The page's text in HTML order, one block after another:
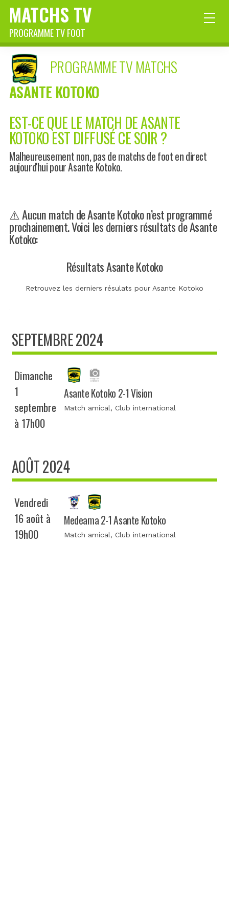
MATCHS TV
PROGRAMME TV FOOT
PROGRAMME TV MATCHS
ASANTE KOTOKO
EST-CE QUE LE MATCH DE ASANTE
KOTOKO EST DIFFUSÉ CE SOIR ?
Malheureusement non, pas de matchs de foot en direct
aujourd'hui pour Asante Kotoko.
⚠️ Aucun match de Asante Kotoko n’est programmé
prochainement. Voici les derniers résultats de Asante
Kotoko:
Résultats Asante Kotoko
Retrouvez les derniers résulats pour Asante Kotoko
SEPTEMBRE 2024
Dimanche
1
septembre
à 17h00
Asante Kotoko 2-1 Vision
Match amical, Club international
AOÛT 2024
Vendredi
16 août à
19h00
Medeama 2-1 Asante Kotoko
Match amical, Club international